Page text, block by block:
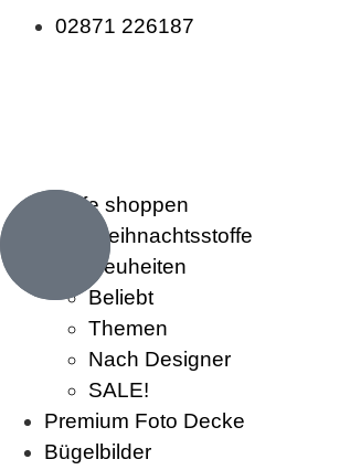
02871 226187
Stoffe shoppen
Weihnachtsstoffe
Neuheiten
Beliebt
Themen
Nach Designer
SALE!
Premium Foto Decke
Bügelbilder